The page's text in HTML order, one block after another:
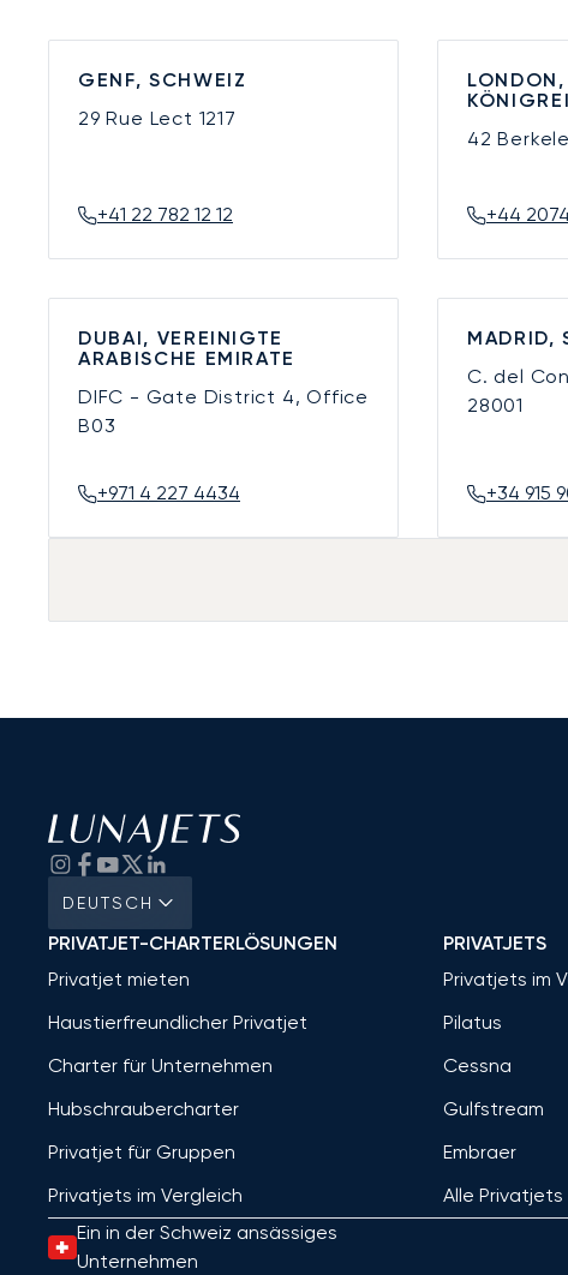
GENF, SCHWEIZ
29 Rue Lect 1217
+41 22 782 12 12
42
+44
DUBAI, VEREINIGTE
ARABISCHE EMIRATE
DIFC - Gate District 4, Office
B03
+971 4 227 4434
MADRID,
C. del
28001
+34 915
DEUTSCH
PRIVATJET-CHARTERLÖSUNGEN
Privatjet mieten
Haustierfreundlicher Privatjet
Charter für Unternehmen
Hubschraubercharter
Privatjet für Gruppen
Privatjets im Vergleich
PRIVATJETS
Privatjets im
Pilatus
Cessna
Gulfstream
Embraer
Alle Privatjets
Ein in der Schweiz ansässiges
Unternehmen